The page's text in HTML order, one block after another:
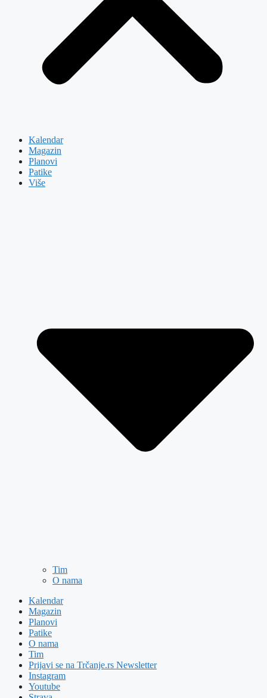
Kalendar
Magazin
Planovi
Patike
Više
Tim
O nama
Kalendar
Magazin
Planovi
Patike
O nama
Tim
Prijavi se na Trčanje.rs Newsletter
Instagram
Youtube